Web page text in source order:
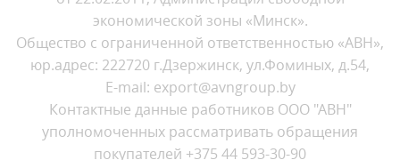
экономической зоны «Минск».
Общество с ограниченной ответственностью «АВН»,
юр.адрес: 222720 г.Дзержинск, ул.Фоминых, д.54,
E-mail: export@avngroup.by
Контактные данные работников ООО "АВН"
уполномоченных рассматривать обращения
покупателей +375 44 593-30-90